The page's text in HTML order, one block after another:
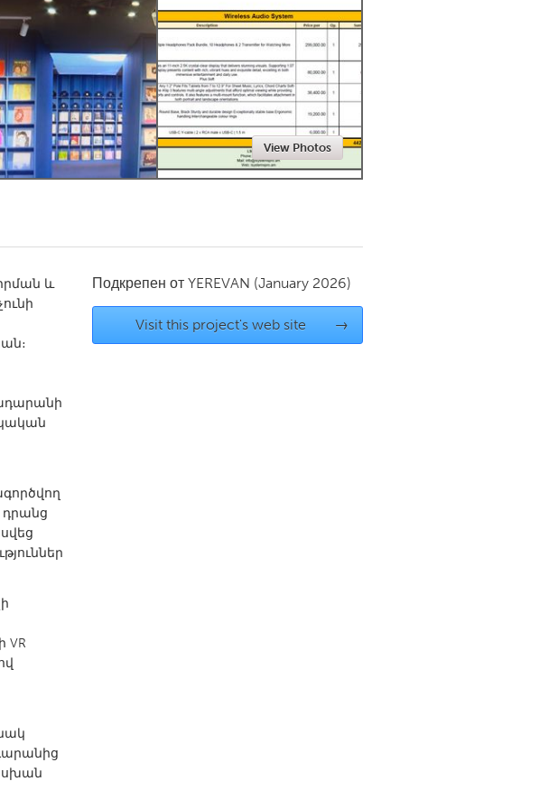
New Glasgow
Boston, MA
Detroit, MI
View Photos
և
VR
Подкрепен от YEREVAN (January 2026)
Visit this project's web site →